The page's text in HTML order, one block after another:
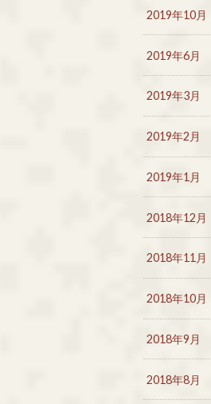
2019年10月
2019年6月
2019年3月
2019年2月
2019年1月
2018年12月
2018年11月
2018年10月
2018年9月
2018年8月